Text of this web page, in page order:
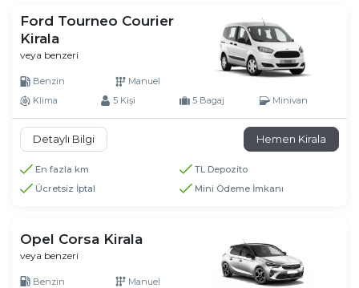
Ford Tourneo Courier
Kirala
veya benzeri
Benzin
Manuel
Klima
5 Kişi 5 Bagaj Minivan
Detaylı Bilgi Hemen Kirala
En fazla km
TL Depozito
Ücretsiz İptal
Mini Ödeme İmkanı
Opel Corsa Kirala
veya benzeri
Benzin Manuel